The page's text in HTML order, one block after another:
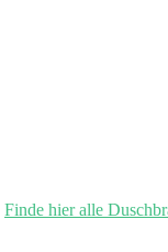
Finde hier alle